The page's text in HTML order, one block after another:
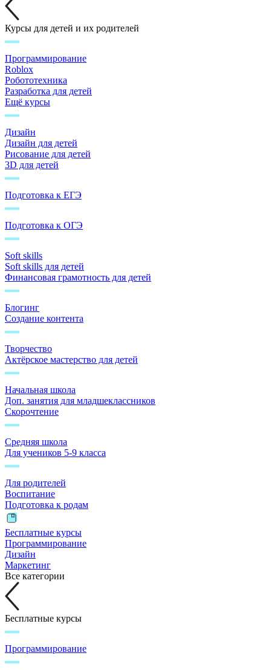
Курсы для детей и их родителей
Программирование
Roblox
Робототехника
Разработка для детей
Ещё курсы
Дизайн
Дизайн для детей
Рисование для детей
3D для детей
Подготовка к ЕГЭ
Подготовка к ОГЭ
Soft skills
Soft skills для детей
Финансовая грамотность для детей
Блогинг
Создание контента
Творчество
Актёрское мастерство для детей
Начальная школа
Доп. занятия для младшеклассников
Скорочтение
Средняя школа
Для учеников 5-9 класса
Для родителей
Воспитание
Подготовка к родам
Бесплатные курсы
Программирование
Дизайн
Маркетинг
Все категории
Бесплатные курсы
Программирование